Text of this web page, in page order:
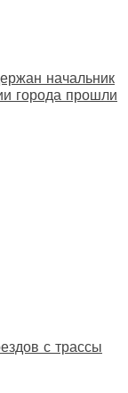
начальник
города прошли
с трассы